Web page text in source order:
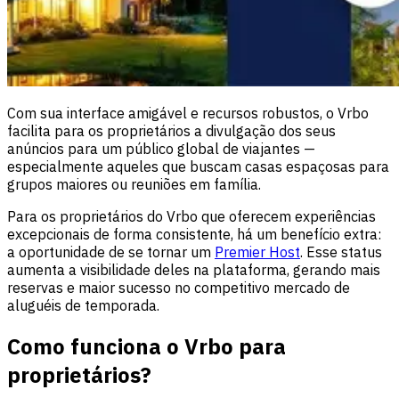
Com sua interface amigável e recursos robustos, o Vrbo
facilita para os proprietários a divulgação dos seus
anúncios para um público global de viajantes —
especialmente aqueles que buscam casas espaçosas para
grupos maiores ou reuniões em família.
Para os proprietários do Vrbo que oferecem experiências
excepcionais de forma consistente, há um benefício extra:
a oportunidade de se tornar um Premier Host. Esse status
aumenta a visibilidade deles na plataforma, gerando mais
reservas e maior sucesso no competitivo mercado de
aluguéis de temporada.
Como funciona o Vrbo para
proprietários?